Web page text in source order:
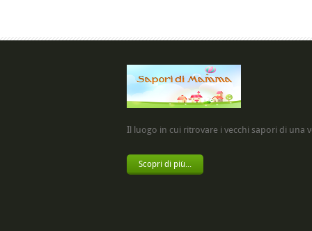
Il luogo in cui ritrovare i vecchi sapori di una
Scopri di più...